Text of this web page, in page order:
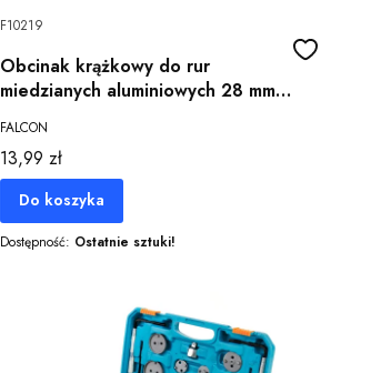
F10219
Obcinak krążkowy do rur
miedzianych aluminiowych 28 mm 1
FALCON
Cena
13,99 zł
Do koszyka
Dostępność: Ostatnie sztuki!